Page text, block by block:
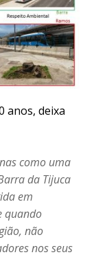
anos, deixa
como uma
da Tijuca
em
quando
não
nos seus